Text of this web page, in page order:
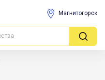
Магнитогорск